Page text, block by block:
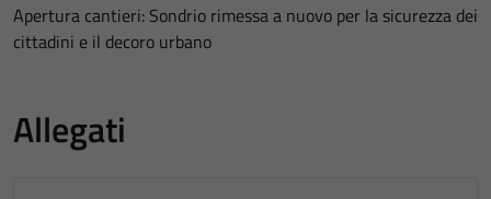
Apertura cantieri: Sondrio rimessa a nuovo per la sicurezza dei
cittadini e il decoro urbano
Allegati